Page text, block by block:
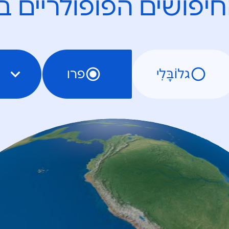
הפופולריים
גלוֹבָּלִי פרו